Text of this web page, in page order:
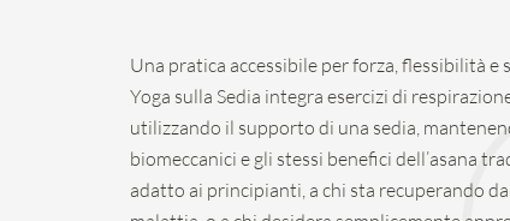
Una pratica accessibile per forza, flessibilità e
Yoga sulla Sedia integra esercizi di
utilizzando il supporto di una sedia,
biomeccanici e gli stessi benefici dell’asana
adatto ai principianti, a chi sta recuperando